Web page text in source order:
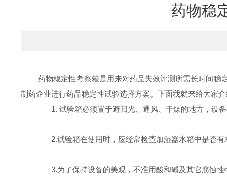
药物稳
药物稳定性考察箱是用来对药品失效评测所需长时间稳定
制药企业进行药品稳定性试验选择方案。下面我就来给大家
1. 试验箱必须置于避阳光、通风、干燥的地方，设备
2.试验箱在使用时，应经常检查加湿器水箱中是否有
3.为了保持设备的美观，不准用酸和碱及其它腐蚀性